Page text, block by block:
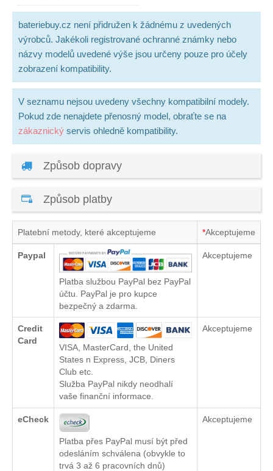
bateriebuy.cz není přidružen k žádnému z uvedených
výrobců. Jakékoli registrované ochranné známky nebo
názvy modelů uvedené výše jsou určeny pouze pro účely
zobrazení kompatibility.
V seznamu nejsou uvedeny všechny kompatibilní modely.
Pokud zde nenajdete přenosný model, obraťte se na
zákaznický servis ohledně kompatibility.
Způsob dopravy
Způsob platby
Platební metody, které akceptujeme *Akceptujeme
Paypal
Platba službou PayPal bez PayPal
účtu. PayPal je pro kupce
bezpečný a zdarma.
Akceptujeme
Credit
Card
VISA, MasterCard, the United
States n Express, JCB, Diners
Club etc.
Služba PayPal nikdy neodhalí
vaše finanční informace.
Akceptujeme
eCheck
Platba přes PayPal musí být před
odesláním schválena (obvykle to
trvá 3 až 6 pracovních dnů)
Akceptujeme